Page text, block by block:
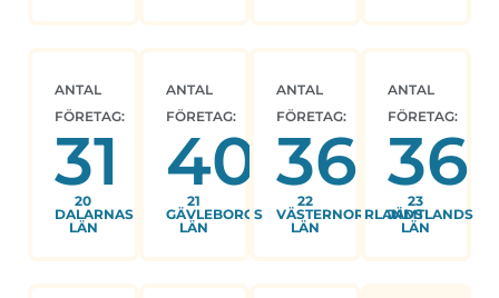
ANTAL
FÖRETAG:
31
20
DALARNAS
LÄN
ANTAL
FÖRETAG:
40
21
GÄVLEBORGS
LÄN
ANTAL
FÖRETAG:
36
22
VÄSTERNORRLANDS
LÄN
ANTAL
FÖRETAG:
36
23
JÄMTLANDS
LÄN